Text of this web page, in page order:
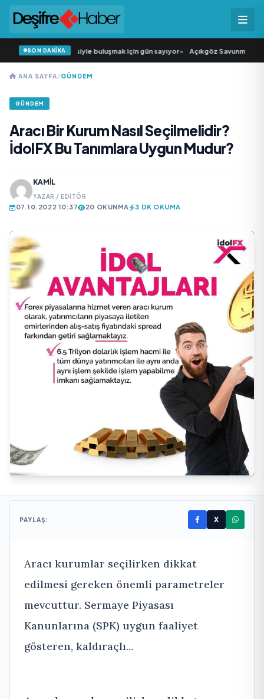
SON DAKİKA
Şarkıcısı” seyircisiyle buluşmak için gün sayıyor• Açıkgöz Savunma
ANA SAYFA/GÜNDEM
GÜNDEM
Aracı Bir Kurum Nasıl Seçilmelidir?
İdolFX Bu Tanımlara Uygun Mudur?
KAMIL
YAZAR / EDITÖR
07.10.2022 10:37 20 OKUNMA 3 DK OKUMA
PAYLAŞ: X
Aracı kurumlar seçilirken dikkat
edilmesi gereken önemli parametreler
mevcuttur. Sermaye Piyasası
Kanunlarına (SPK) uygun faaliyet
gösteren, kaldıraçlı...